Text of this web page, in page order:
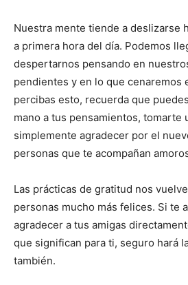
Nuestra mente tiende a deslizarse
a primera hora del día. Podemos
despertarnos pensando en
pendientes y en lo que cenaremos
percibas esto, recuerda que
mano a tus pensamientos, tomarte
simplemente agradecer por el
personas que te acompañan
Las prácticas de gratitud nos
personas mucho más felices. Si te
agradecer a tus amigas
que significan para ti, seguro hará
también.